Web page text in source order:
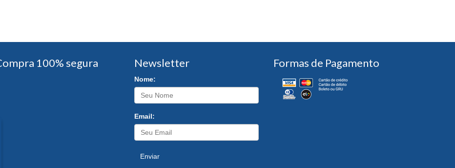
100% segura Newsletter
Nome:
Email:
Enviar
Formas de Pagamento